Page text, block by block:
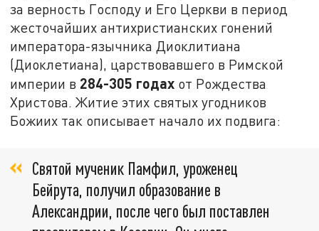
за верность Господу и Его Церкви в период
жесточайших антихристианских гонений
императора-язычника Диоклитиана
(Диоклетиана), царствовавшего в Римской
империи в 284-305 годах от Рождества
Христова. Житие этих святых угодников
Божиих так описывает начало их подвига:
Святой мученик Памфил, уроженец
Бейрута, получил образование в
Александрии, после чего был поставлен